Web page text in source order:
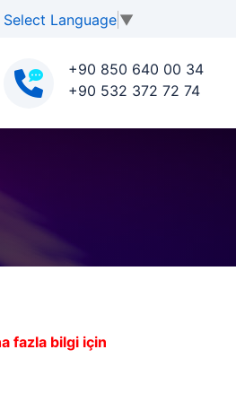
Select Language ▼
+90 850 640 00 34
+90 532 372 72 74
fazla bilgi için